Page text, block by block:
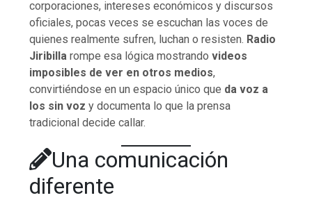
corporaciones, intereses económicos y discursos
oficiales, pocas veces se escuchan las voces de
quienes realmente sufren, luchan o resisten. Radio
Jiribilla rompe esa lógica mostrandovideos
imposibles de ver en otros medios,
convirtiéndose en un espacio único que da voz a
los sin voz y documenta lo que la prensa
tradicional decide callar.
Una comunicación
diferente